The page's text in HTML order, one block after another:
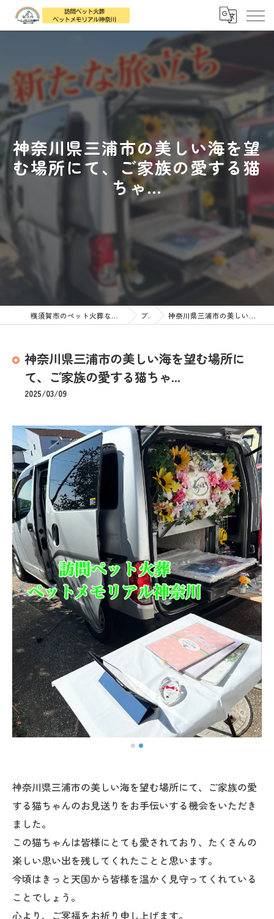
神奈川県三浦市の美しい海を望
む場所にて、ご家族の愛する猫
ちゃ...
横須賀市のペット火葬なら訪問ペット火葬 ペットメモリアル神奈川 ブログ 神奈川県三浦市の美しい海を望む場所にて、ご家族の愛する猫ちゃ...
神奈川県三浦市の美しい海を望む場所に
て、ご家族の愛する猫ちゃ...
2025/03/09
神奈川県三浦市の美しい海を望む場所にて、ご家族の愛
する猫ちゃんのお見送りをお手伝いする機会をいただき
ました。
この猫ちゃんは皆様にとても愛されており、たくさんの
楽しい思い出を残してくれたことと思います。
今頃はきっと天国から皆様を温かく見守ってくれている
ことでしょう。
心より、ご冥福をお祈り申し上げます。